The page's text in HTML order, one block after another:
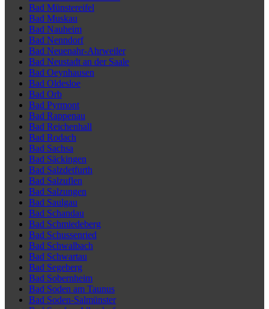
Bad Münstereifel
Bad Muskau
Bad Nauheim
Bad Nenndorf
Bad Neuenahr-Ahrweiler
Bad Neustadt an der Saale
Bad Oeynhausen
Bad Oldesloe
Bad Orb
Bad Pyrmont
Bad Rappenau
Bad Reichenhall
Bad Rodach
Bad Sachsa
Bad Säckingen
Bad Salzdetfurth
Bad Salzuflen
Bad Salzungen
Bad Saulgau
Bad Schandau
Bad Schmiedeberg
Bad Schussenried
Bad Schwalbach
Bad Schwartau
Bad Segeberg
Bad Sobernheim
Bad Soden am Taunus
Bad Soden-Salmünster